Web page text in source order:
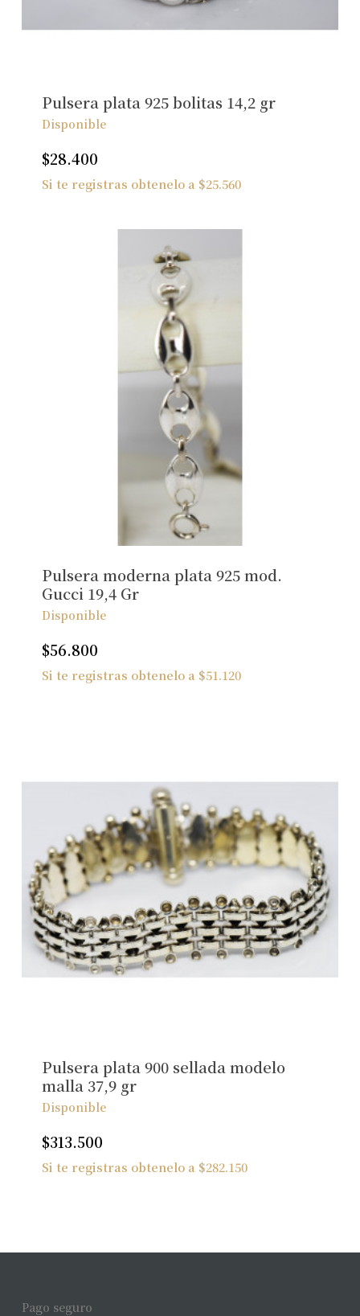
Ver Joyas
Pulsera plata 925 bolitas 14,2 gr
Disponible
$28.400
Si te registras obtenelo a $25.560
Pulsera moderna plata 925 mod.
Gucci 19,4 Gr
Disponible
$56.800
Si te registras obtenelo a $51.120
Pulsera plata 900 sellada modelo
malla 37,9 gr
Disponible
$313.500
Si te registras obtenelo a $282.150
Pago seguro